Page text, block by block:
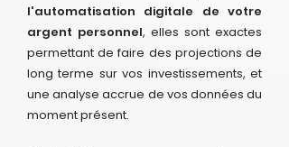
l'automatisation digitale de votre
argent personnel, elles sont exactes
permettant de faire des projections de
long terme sur vos investissements, et
une analyse accrue de vos données du
moment présent.